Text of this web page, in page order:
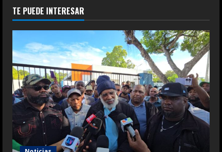
TE PUEDE INTERESAR